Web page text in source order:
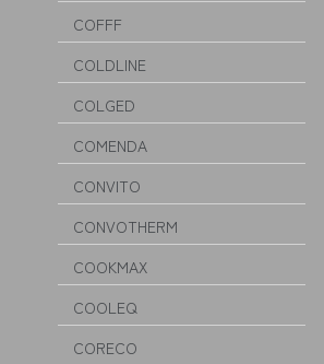
COFFF
COLDLINE
COLGED
COMENDA
CONVITO
CONVOTHERM
COOKMAX
COOLEQ
CORECO